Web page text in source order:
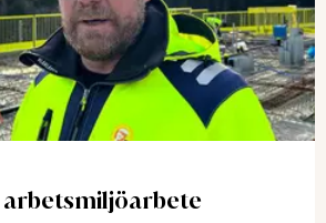
över honom. Arbetsgivaren
villkorlig dom.
friar lantbruket –